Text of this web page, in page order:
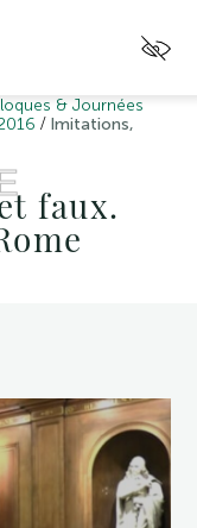
& Journées
/ Imitations,
faux.